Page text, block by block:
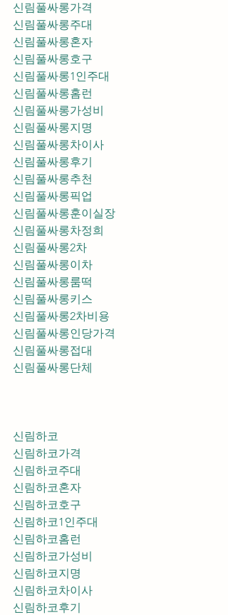
신림풀싸롱가격
신림풀싸롱주대
신림풀싸롱혼자
신림풀싸롱호구
신림풀싸롱1인주대
신림풀싸롱홈런
신림풀싸롱가성비
신림풀싸롱지명
신림풀싸롱차이사
신림풀싸롱후기
신림풀싸롱추천
신림풀싸롱훈이실장
신림풀싸롱차정희
신림풀싸롱2차
신림풀싸롱이차
신림풀싸롱룸떡
신림풀싸롱키스
신림풀싸롱2차비용
신림풀싸롱인당가격
신림풀싸롱접대
신림풀싸롱단체
신림하코
신림하코가격
신림하코주대
신림하코혼자
신림하코호구
신림하코1인주대
신림하코홈런
신림하코가성비
신림하코지명
신림하코차이사
신림하코후기